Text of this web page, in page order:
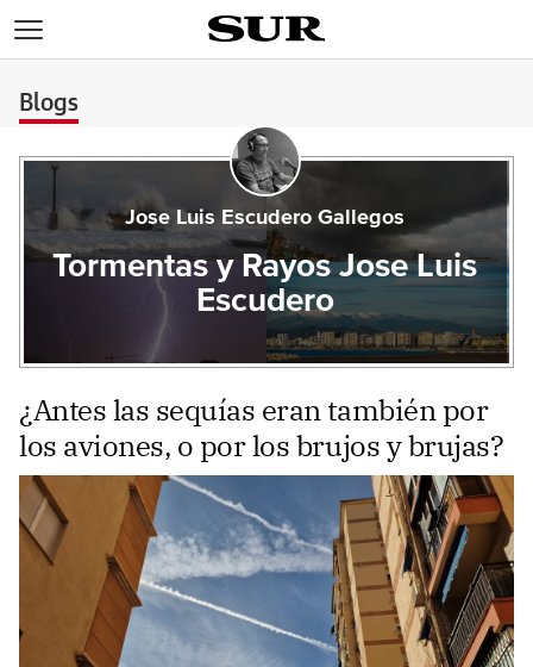
Blogs
Jose Luis Escudero Gallegos
Tormentas y Rayos Jose Luis
Escudero
¿Antes las sequías eran también por
los aviones, o por los brujos y brujas?